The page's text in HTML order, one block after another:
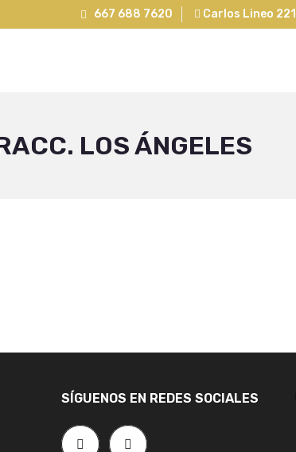
667 688 7620 Carlos Lineo
LOS ÁNGELES
SÍGUENOS EN REDES SOCIALES